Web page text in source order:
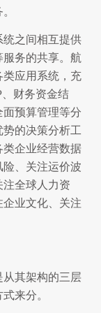
之间相互提供
务的共享。航
应用系统，充
财务资金结
预算管理等分
的决策分析工
企业经营数据
、关注运价波
全球人力资
业文化、关注
其架构的三层
来分。